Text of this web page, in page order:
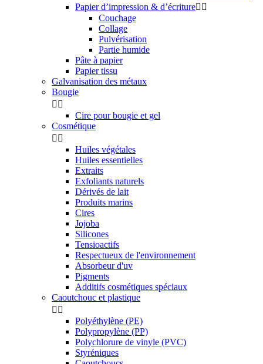
Papier d’impression & d’écriture 
Couchage
Collage
Pulvérisation
Partie humide
Pâte à papier
Papier tissu
Galvanisation des métaux
Bougie
 
Cire pour bougie et gel
Cosmétique
 
Huiles végétales
Huiles essentielles
Extraits
Exfoliants naturels
Dérivés de lait
Produits marins
Cires
Jojoba
Silicones
Tensioactifs
Respectueux de l'environnement
Absorbeur d'uv
Pigments
Additifs cosmétiques spéciaux
Caoutchouc et plastique
 
Polyéthylène (PE)
Polypropylène (PP)
Polychlorure de vinyle (PVC)
Styréniques